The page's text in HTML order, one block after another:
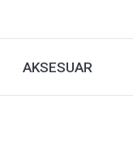
AKSESUAR